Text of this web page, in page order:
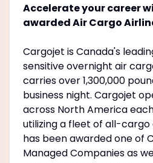
Accelerate your career
awarded Air Cargo
Cargojet is Canada's
sensitive overnight air
carries over 1,300,000
business night. Cargojet
across North America
utilizing a fleet of all-
has been awarded one of
Managed Companies as